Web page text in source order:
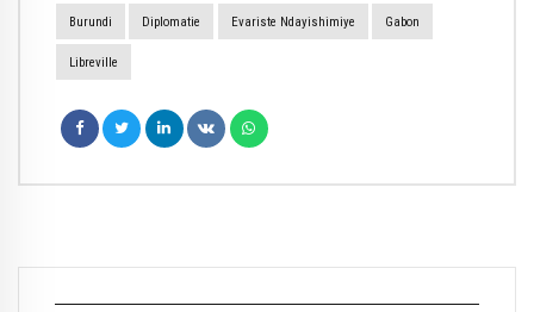
Burundi Diplomatie Evariste Ndayishimiye Gabon
Libreville